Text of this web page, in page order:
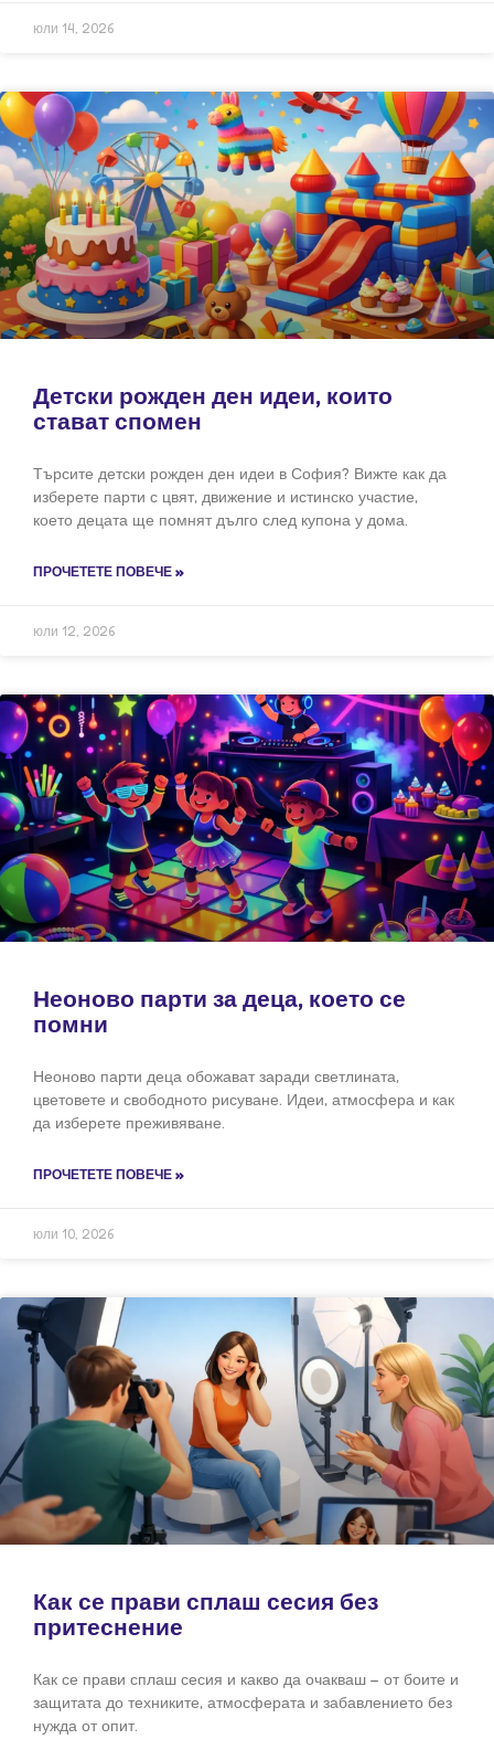
юли 14, 2026
Детски рожден ден идеи, които
стават спомен
Търсите детски рожден ден идеи в София? Вижте как да
изберете парти с цвят, движение и истинско участие,
което децата ще помнят дълго след купона у дома.
ПРОЧЕТЕТЕ ПОВЕЧЕ »
юли 12, 2026
Неоново парти за деца, което се
помни
Неоново парти деца обожават заради светлината,
цветовете и свободното рисуване. Идеи, атмосфера и как
да изберете преживяване.
ПРОЧЕТЕТЕ ПОВЕЧЕ »
юли 10, 2026
Как се прави сплаш сесия без
притеснение
Как се прави сплаш сесия и какво да очакваш – от боите и
защитата до техниките, атмосферата и забавлението без
нужда от опит.